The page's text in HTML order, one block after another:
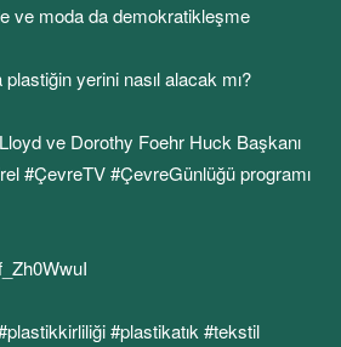
ve moda da demokratikleşme
yerini nasıl alacak mı?
ve Dorothy Foehr Huck Başkanı
#ÇevreTV #ÇevreGünlüğü programı
#plastikatık #tekstil